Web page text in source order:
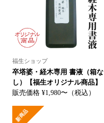
福生ショップ
卒塔婆・経木専用 書液（箱な
し）【福生オリジナル商品】
販売価格 ¥1,980〜（税込）
新商品